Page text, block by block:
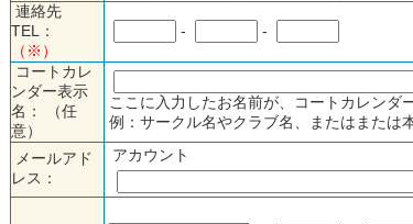
連絡先
TEL：
（※）
- -
コートカレ
ンダー表示
名： （任
意）
ここに入力したお名前が、コートカレン
例：サークル名やクラブ名、またはまたは
メールアド
レス：
アカウント